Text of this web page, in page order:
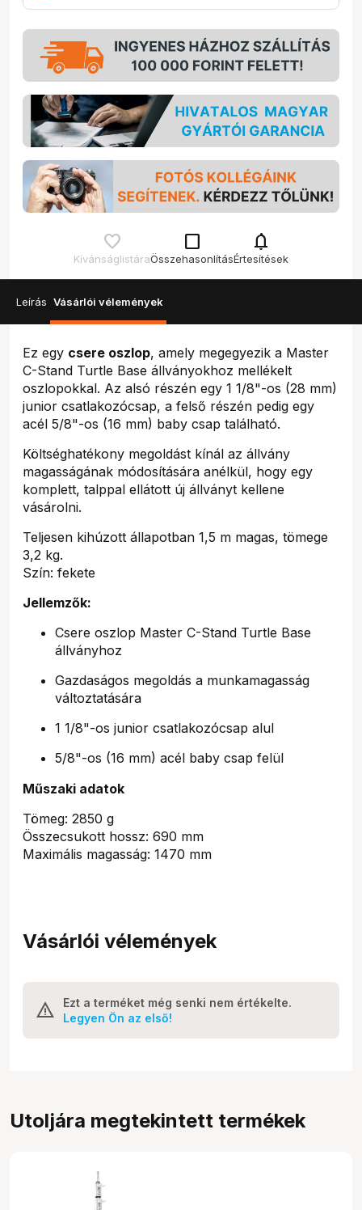
Kívánságlistára
check_box_outline_blank
Összehasonlítás
notifications
Értesítések
Leírás Vásárlói vélemények
Ez egy csere oszlop, amely megegyezik a Master
C-Stand Turtle Base állványokhoz mellékelt
oszlopokkal. Az alsó részén egy 1 1/8"-os (28 mm)
junior csatlakozócsap, a felső részén pedig egy
acél 5/8"-os (16 mm) baby csap található.
Költséghatékony megoldást kínál az állvány
magasságának módosítására anélkül, hogy egy
komplett, talppal ellátott új állványt kellene
vásárolni.
Teljesen kihúzott állapotban 1,5 m magas, tömege
3,2 kg.
Szín: fekete
Jellemzők:
Csere oszlop Master C-Stand Turtle Base
állványhoz
Gazdaságos megoldás a munkamagasság
változtatására
1 1/8"-os junior csatlakozócsap alul
5/8"-os (16 mm) acél baby csap felül
Műszaki adatok
Tömeg: 2850 g
Összecsukott hossz: 690 mm
Maximális magasság: 1470 mm
Vásárlói vélemények
Ezt a terméket még senki nem értékelte.
Legyen Ön az első!
Utoljára megtekintett termékek